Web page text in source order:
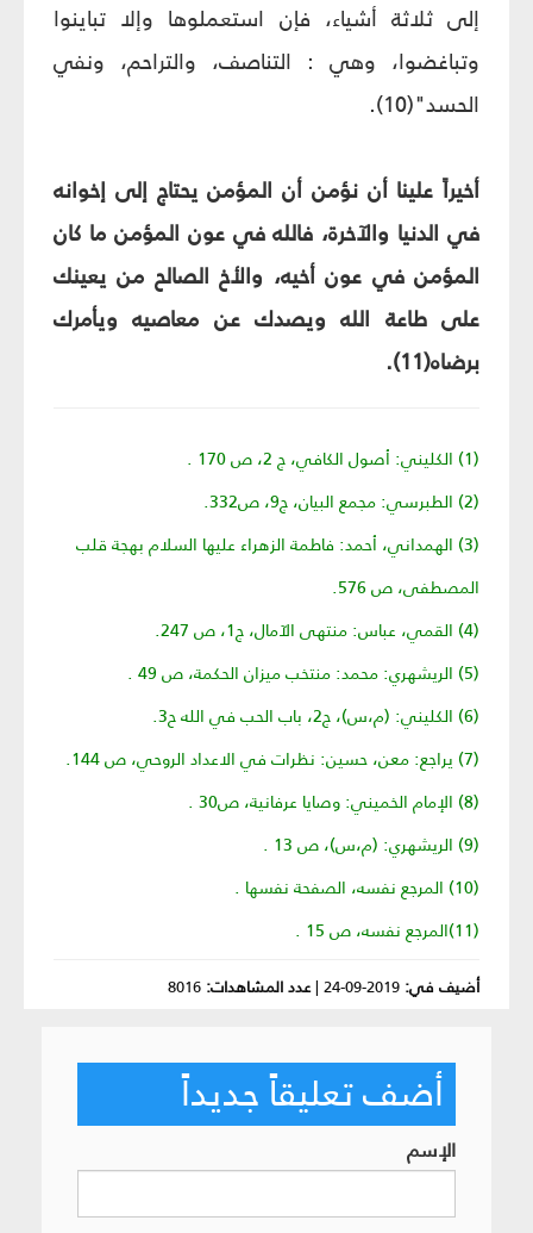
إلى ثلاثة أشياء، فإن استعملوها وإلا تباينوا
وتباغضوا، وهي : التناصف، والتراحم، ونفي
الحسد"(10).
أخيراً علينا أن نؤمن أن المؤمن يحتاج إلى إخوانه
في الدنيا والآخرة، فالله في عون المؤمن ما كان
المؤمن في عون أخيه، والأخ الصالح من يعينك
على طاعة الله ويصدك عن معاصيه ويأمرك
برضاه(11).
(1) الكليني: أصول الكافي، ج 2، ص 170 .
(2) الطبرسي: مجمع البيان، ج9، ص332.
(3) الهمداني، أحمد: فاطمة الزهراء عليها السلام بهجة قلب
المصطفى، ص 576.
(4) القمي، عباس: منتهى الآمال، ج1، ص 247.
(5) الريشهري: محمد: منتخب ميزان الحكمة، ص 49 .
(6) الكليني: (م،س)، ج2، باب الحب في الله ح3.
(7) يراجع: معن، حسين: نظرات في الاعداد الروحي، ص 144.
(8) الإمام الخميني: وصايا عرفانية، ص30 .
(9) الريشهري: (م،س)، ص 13 .
(10) المرجع نفسه، الصفحة نفسها .
(11)المرجع نفسه، ص 15 .
أضيف في: 2019-09-24
|عدد المشاهدات: 8016
أضف تعليقاً جديداً
الإسم